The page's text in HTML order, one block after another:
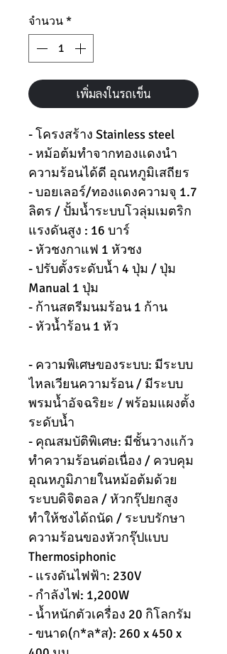
จำนวน *
เพิ่มลงในรถเข็น
- โครงสร้าง Stainless steel
- หม้อต้มทำจากทองแดงนำ
ความร้อนได้ดี อุณหภูมิเสถียร
- บอยเลอร์/ทองแดงความจุ 1.7
ลิตร / ปั้มน้ำระบบโวลุ่มเมตริก
แรงดันสูง : 16 บาร์
- หัวชงกาแฟ 1 หัวชง
- ปรับตั้งระดับน้ำ 4 ปุ่ม / ปุ่ม
Manual 1 ปุ่ม
- ก้านสตรีมนมร้อน 1 ก้าน
- หัวน้ำร้อน 1 หัว
- ความพิเศษของระบบ: มีระบบ
ไหลเวียนความร้อน / มีระบบ
พรมน้ำอัจฉริยะ / พร้อมแผงตั้ง
ระดับน้ำ
- คุณสมบัติพิเศษ: มีชั้นวางแก้ว
ทำความร้อนต่อเนื่อง / ควบคุม
อุณหภูมิภายในหม้อต้มด้วย
ระบบดิจิตอล / หัวกรุ๊ปยกสูง
ทำให้ชงได้ถนัด / ระบบรักษา
ความร้อนของหัวกรุ๊ปแบบ
Thermosiphonic
- แรงดันไฟฟ้า: 230V
- กำลังไฟ: 1,200W
- น้ำหนักตัวเครื่อง 20 กิโลกรัม
- ขนาด(ก*ล*ส): 260 x 450 x